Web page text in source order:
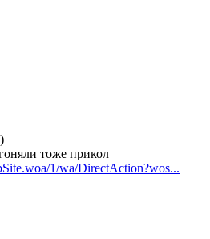
тоже прикол
1/wa/DirectAction?wos...